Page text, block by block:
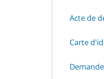
Acte de
Carte